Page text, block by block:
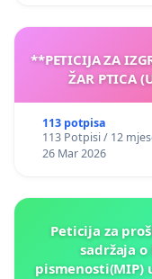
**PETICIJA ZA
ŽAR PTICA
113 potpisa
113 Potpisi / 12
26 Mar 2026
Peticija za
sadržaja
pismenosti(MIP)